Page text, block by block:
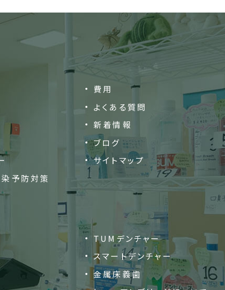
予防対策
費用
よくある質問
新着情報
ブログ
サイトマップ
TUMデンチャー
スマートデンチャー
金属床義歯